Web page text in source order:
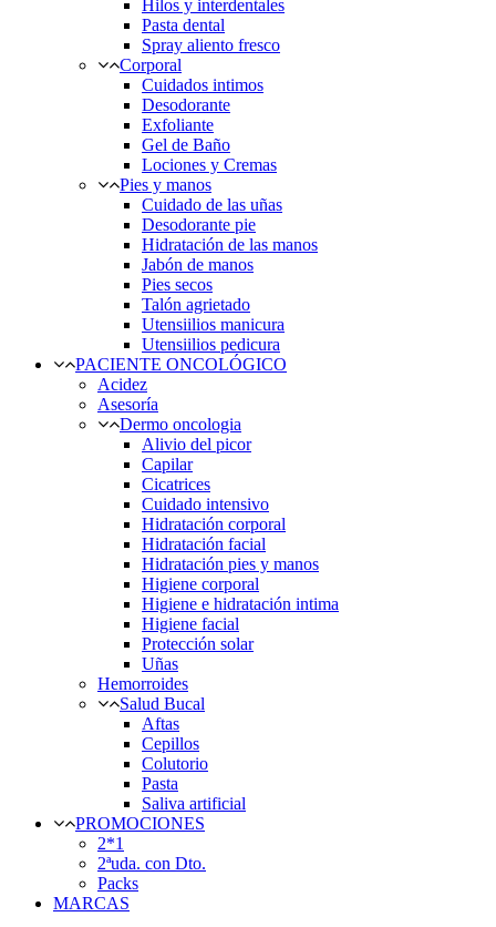
Hilos y interdentales
Pasta dental
Spray aliento fresco
Corporal
Cuidados intimos
Desodorante
Exfoliante
Gel de Baño
Lociones y Cremas
Pies y manos
Cuidado de las uñas
Desodorante pie
Hidratación de las manos
Jabón de manos
Pies secos
Talón agrietado
Utensiilios manicura
Utensiilios pedicura
PACIENTE ONCOLÓGICO
Acidez
Asesoría
Dermo oncologia
Alivio del picor
Capilar
Cicatrices
Cuidado intensivo
Hidratación corporal
Hidratación facial
Hidratación pies y manos
Higiene corporal
Higiene e hidratación intima
Higiene facial
Protección solar
Uñas
Hemorroides
Salud Bucal
Aftas
Cepillos
Colutorio
Pasta
Saliva artificial
PROMOCIONES
2*1
2ªuda. con Dto.
Packs
MARCAS